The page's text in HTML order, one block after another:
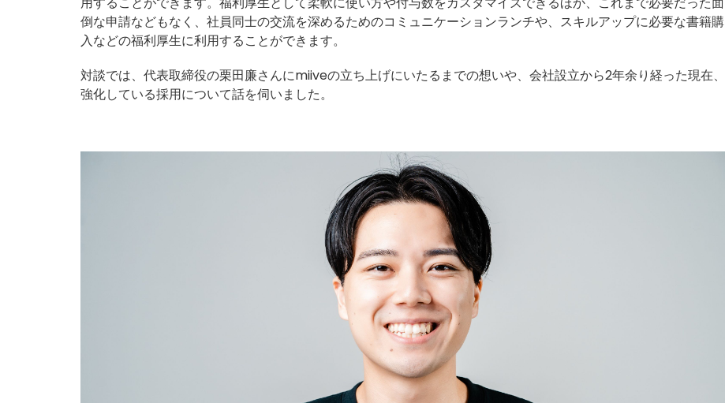
倒な申請などもなく、社員同士の交流を深めるためのコミュニケーションランチや、スキルアップに必要な書籍購
入などの福利厚生に利用することができます。
対談では、代表取締役の栗田廉さんにmiiveの立ち上げにいたるまでの想いや、会社設立から2年余り経った現在、
強化している採用について話を伺いました。